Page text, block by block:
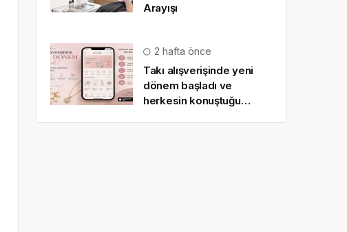
Arayışı
2 hafta önce
Takı alışverişinde yeni
dönem başladı ve
herkesin konuştuğu